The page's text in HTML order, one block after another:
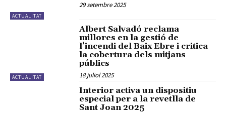
ACTUALITAT
29 setembre 2025
ACTUALITAT
Albert Salvadó reclama
millores en la gestió de
l’incendi del Baix Ebre i critica
la cobertura dels mitjans
públics
18 juliol 2025
Interior activa un dispositiu
especial per a la revetlla de
Sant Joan 2025